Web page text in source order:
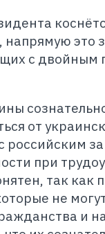
напрямую это
с двойным
от
российским
при
так как
не
и